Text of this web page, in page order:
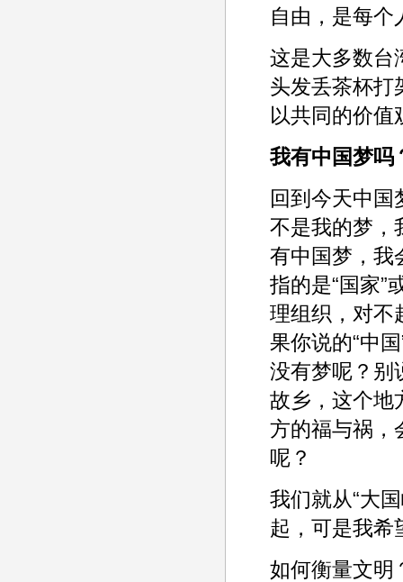
自由，是每个
这是大多数台
头发丢茶杯打
以共同的价值
我有中国梦吗
回到今天中国
不是我的梦，
有中国梦，我
指的是“国家”
理组织，对不
果你说的“中
没有梦呢？别
故乡，这个地
方的福与祸，
呢？
我们就从“大
起，可是我希
如何衡量文明